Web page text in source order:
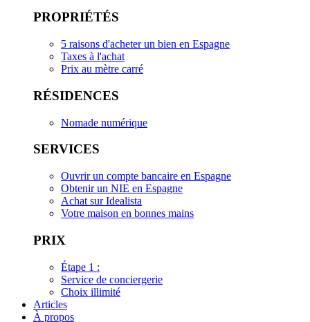
PROPRIÉTÉS
5 raisons d'acheter un bien en Espagne
Taxes à l'achat
Prix au mètre carré
RÉSIDENCES
Nomade numérique
SERVICES
Ouvrir un compte bancaire en Espagne
Obtenir un NIE en Espagne
Achat sur Idealista
Votre maison en bonnes mains
PRIX
Étape 1 :
Service de conciergerie
Choix illimité
Articles
À propos